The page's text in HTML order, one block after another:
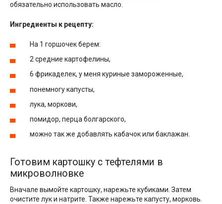
обязательно использовать масло.
Ингредиенты к рецепту:
На 1 горшочек берем:
2 средние картофелины,
6 фрикаделек, у меня куриные замороженные,
понемногу капусты,
лука, моркови,
помидор, перца болгарского,
можно так же добавлять кабачок или баклажан.
Готовим картошку с тефтелями в
микроволновке
Вначале вымойте картошку, нарежьте кубиками. Затем
очистите лук и натрите. Также нарежьте капусту, морковь.